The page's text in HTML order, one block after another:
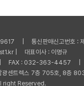
| 통신판매신고번호 :
| 대표이사 : 이명규
: 032-363-4457 | 주
광센트렉스 7층 705호, 8층
right Reserved.